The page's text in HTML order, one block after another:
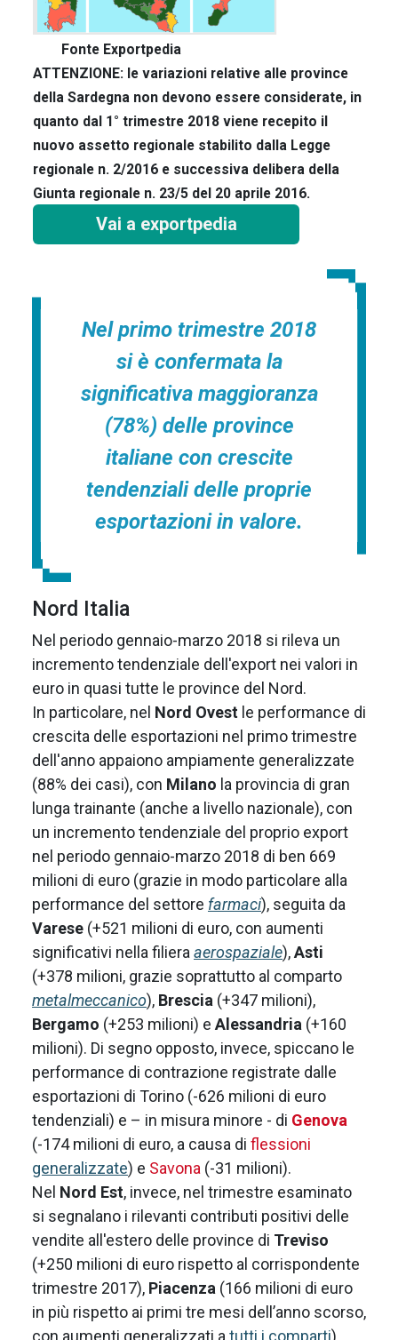
Fonte Exportpedia
ATTENZIONE: le variazioni relative alle province
della Sardegna non devono essere considerate, in
quanto dal 1° trimestre 2018 viene recepito il
nuovo assetto regionale stabilito dalla Legge
regionale n. 2/2016 e successiva delibera della
Giunta regionale n. 23/5 del 20 aprile 2016.
Vai a exportpedia
Nel primo trimestre 2018
si è confermata la
significativa maggioranza
(78%) delle province
italiane con crescite
tendenziali delle proprie
esportazioni in valore.
Nord Italia
Nel periodo gennaio-marzo 2018 si rileva un
incremento tendenziale dell'export nei valori in
euro in quasi tutte le province del Nord.
In particolare, nel Nord Ovest le performance di
crescita delle esportazioni nel primo trimestre
dell'anno appaiono ampiamente generalizzate
(88% dei casi), con Milano la provincia di gran
lunga trainante (anche a livello nazionale), con
un incremento tendenziale del proprio export
nel periodo gennaio-marzo 2018 di ben 669
milioni di euro (grazie in modo particolare alla
performance del settore farmaci), seguita da
Varese (+521 milioni di euro, con aumenti
significativi nella filieraaerospaziale),Asti
(+378 milioni, grazie soprattutto al comparto
metalmeccanico), Brescia (+347 milioni),
Bergamo (+253 milioni) e Alessandria (+160
milioni). Di segno opposto, invece, spiccano le
performance di contrazione registrate dalle
esportazioni di Torino (-626 milioni di euro
tendenziali) e – in misura minore - di Genova
(-174 milioni di euro, a causa di flessioni
generalizzate) e Savona (-31 milioni).
Nel Nord Est, invece, nel trimestre esaminato
si segnalano i rilevanti contributi positivi delle
vendite all'estero delle province di Treviso
(+250 milioni di euro rispetto al corrispondente
trimestre 2017), Piacenza (166 milioni di euro
in più rispetto ai primi tre mesi dell’anno scorso,
con aumenti generalizzati a tutti i comparti),